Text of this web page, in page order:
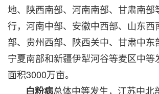
地、陕西南部、河南南部、甘肃南部
行，河南中部、安徽中西部、山东西
部、贵州西部、陕西关中、甘肃中东
宁夏南部和新疆伊犁河谷等麦区中等
面积3000万亩。
白粉病总体中等发生，江苏中北